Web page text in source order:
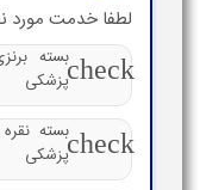
لطفا خدمت مورد
checkپزشکی
checkپزشکی